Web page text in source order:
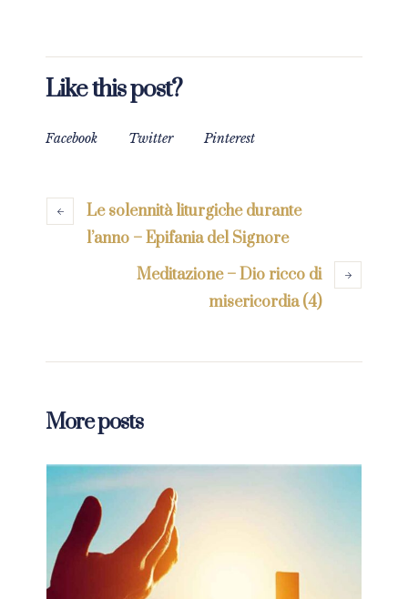
Like this post?
Facebook Twitter Pinterest
Le solennità liturgiche durante
l’anno – Epifania del Signore
Meditazione – Dio ricco di
misericordia (4)
More posts